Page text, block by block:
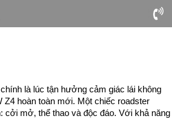
là lúc tận hưởng cảm giác lái không
Z4 hoàn toàn mới. Một chiếc roadster
cởi mở, thể thao và độc đáo. Với khả năng